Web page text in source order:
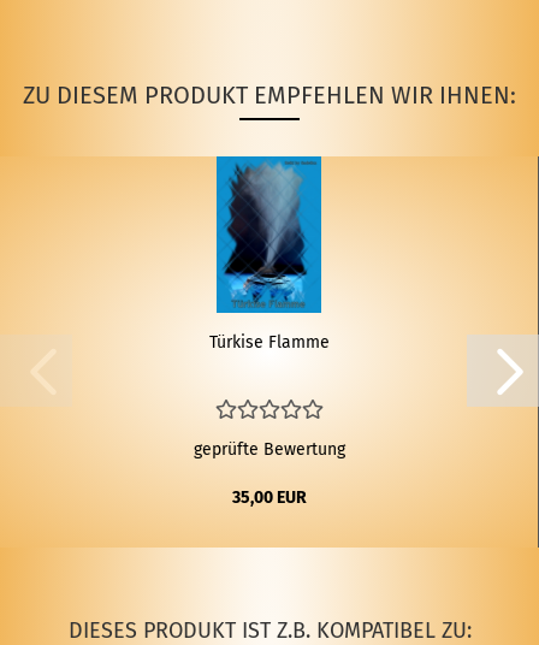
ZU DIESEM PRODUKT EMPFEHLEN WIR IHNEN:
Tür­ki­se Flam­me
geprüfte Bewertung
35,00 EUR
DIESES PRODUKT IST Z.B. KOMPATIBEL ZU: